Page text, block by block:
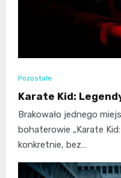
Pozostałe
Karate Kid:
Brakowało jednego
bohaterowie „Karate
konkretnie, bez…